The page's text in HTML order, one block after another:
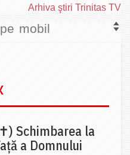
Arhiva ştiri Trinitas TV
mobil
Schimbarea la
a Domnului